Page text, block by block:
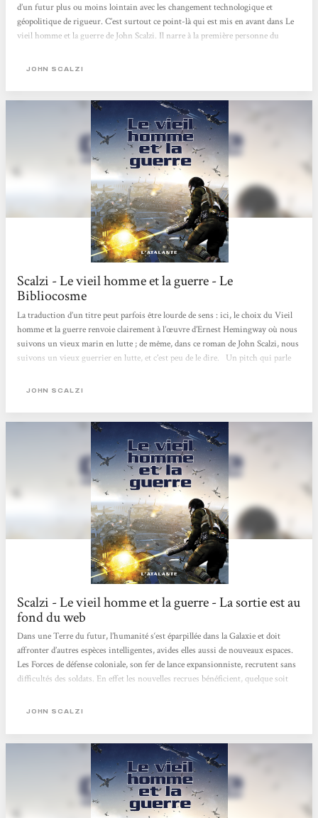
d’un futur plus ou moins lointain avec les changement technologique et
géopolitique de rigueur. C’est surtout ce point-là qui est mis en avant dans Le
vieil homme et la guerre de John Scalzi. Il narre à la première personne du
la pérennité de la race humaine dans l’espace, en écrasant toutes formes hostiles
JOHN SCALZI
Scalzi - Le vieil homme et la guerre - Le
Bibliocosme
La traduction d’un titre peut parfois être lourde de sens : ici, le choix du Vieil
homme et la guerre renvoie clairement à l’œuvre d’Ernest Hemingway où nous
suivons un vieux marin en lutte ; de même, dans ce roman de John Scalzi, nous
suivons un vieux guerrier en lutte, et c’est peu de le dire. Un pitch qui parle
allé sur la tombe de ma femme. Puis je me suis engagé. » Il faut dire que
vieillissante de la Terre en s’engageant...
JOHN SCALZI
Scalzi - Le vieil homme et la guerre - La sortie est au
fond du web
Dans une Terre du futur, l’humanité s‘est éparpillée dans la Galaxie et doit
affronter d’autres espèces intelligentes, avides elles aussi de nouveaux espaces.
Les Forces de défense coloniale, son fer de lance expansionniste, recrutent sans
difficultés des soldats. En effet les nouvelles recrues bénéficient, quelque soit
jouvence a un prix : une mort au combat quasi-certaine. Ils sont pourtant des
âgé de 75 ans décide...
JOHN SCALZI